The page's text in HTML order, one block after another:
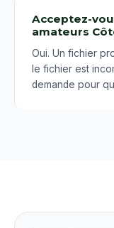
Acceptez-
amateurs
Oui. Un fichier
le fichier est
demande pour